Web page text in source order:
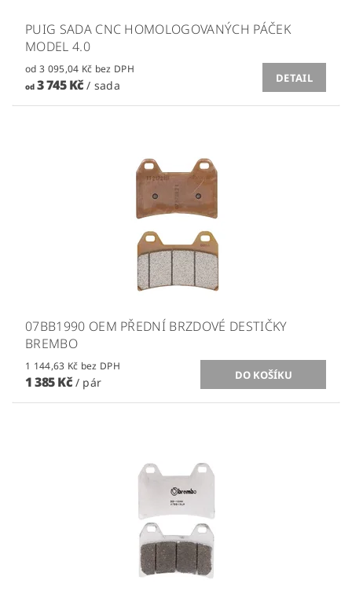
PUIG SADA CNC HOMOLOGOVANÝCH PÁČEK
MODEL 4.0
od 3 095,04 Kč bez DPH
od3 745 Kč/ sada
DETAIL
07BB1990 OEM PŘEDNÍ BRZDOVÉ DESTIČKY
BREMBO
1 144,63 Kč bez DPH
1 385 Kč / pár